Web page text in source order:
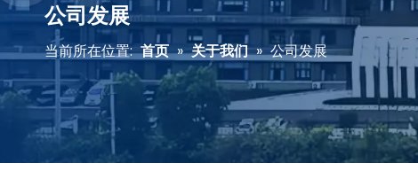
公司发展
当前所在位置: 首页 » 关于我们 » 公司发展